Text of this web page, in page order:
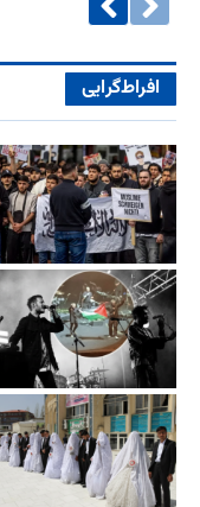
افراط‌گرایی